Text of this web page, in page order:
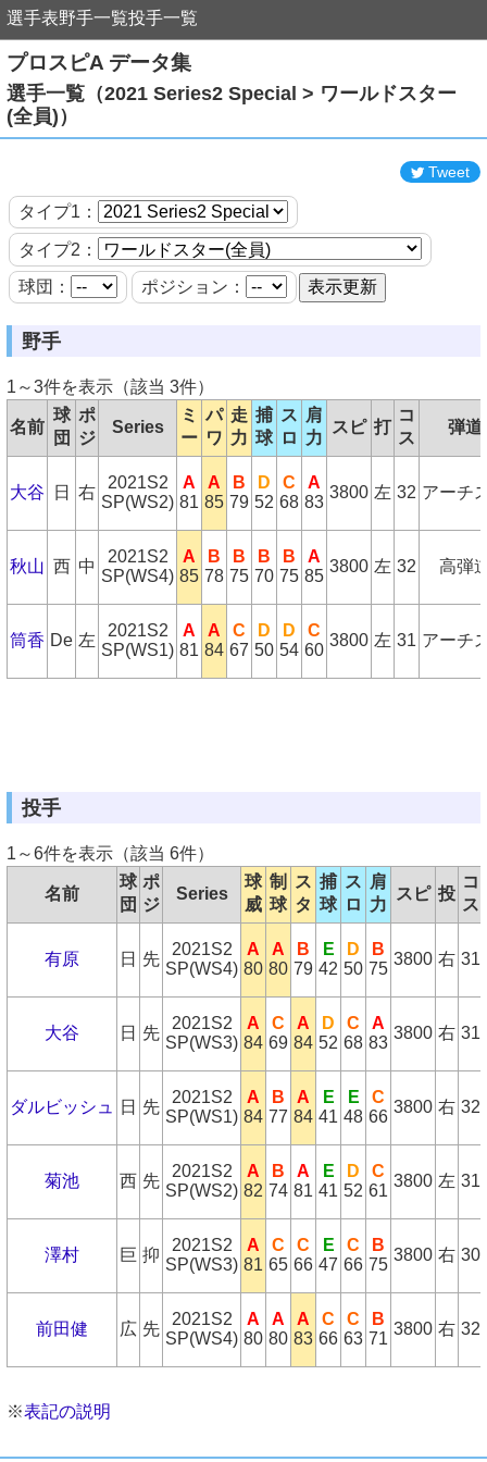
選手表野手一覧投手一覧
プロスピA データ集
選手一覧（2021 Series2 Special > ワールドスター
(全員)）
Tweet
タイプ1：
タイプ2：
球団：
ポジション：
野手
1～3件を表示（該当 3件）
名前
球
団
ポ
ジ
Series
ミ
ー
パ
ワ
走
力
捕
球
ス
ロ
肩
力
スピ 打
コ
ス
弾道
大谷 日 右
2021S2
SP(WS2)
A
81
A
85
B
79
D
52
C
68
A
83
3800 左 32 アーチ
秋山 西 中
2021S2
SP(WS4)
A
85
B
78
B
75
B
70
B
75
A
85
3800 左 32 高弾
筒香 De 左
2021S2
SP(WS1)
A
81
A
84
C
67
D
50
D
54
C
60
3800 左 31 アーチ
投手
1～6件を表示（該当 6件）
名前
球
団
ポ
ジ
Series
球
威
制
球
ス
タ
捕
球
ス
ロ
肩
力
スピ 投
コ
ス
有原 日 先
2021S2
SP(WS4)
A
80
A
80
B
79
E
42
D
50
B
75
3800 右 31
大谷 日 先
2021S2
SP(WS3)
A
84
C
69
A
84
D
52
C
68
A
83
3800 右 31
ダルビッシュ 日 先
2021S2
SP(WS1)
A
84
B
77
A
84
E
41
E
48
C
66
3800 右 32
菊池 西 先
2021S2
SP(WS2)
A
82
B
74
A
81
E
41
D
52
C
61
3800 左 31
澤村 巨 抑
2021S2
SP(WS3)
A
81
C
65
C
66
E
47
C
66
B
75
3800 右 30
前田健 広 先
2021S2
SP(WS4)
A
80
A
80
A
83
C
66
C
63
B
71
3800 右 32
※表記の説明